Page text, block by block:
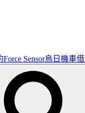
Sensor烏日機車